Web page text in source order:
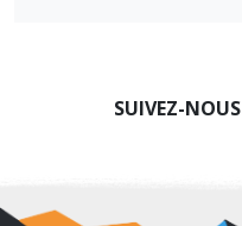
SUIVEZ-NOUS